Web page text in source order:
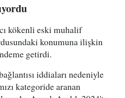
kökenli eski muhalif
konumuna ilişkin
getirdi.
iddiaları nedeniyle
kategoride aranan